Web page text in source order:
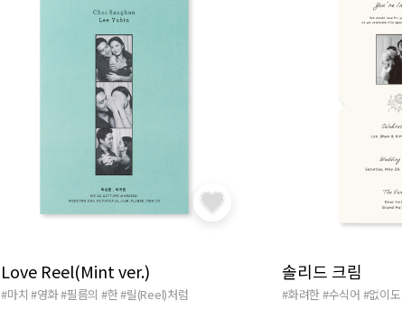
Love Reel(Mint ver.)
#마치 #영화#필름의 #한#릴(Reel)처럼
솔리드 크림
#화려한#수식어 #없이도